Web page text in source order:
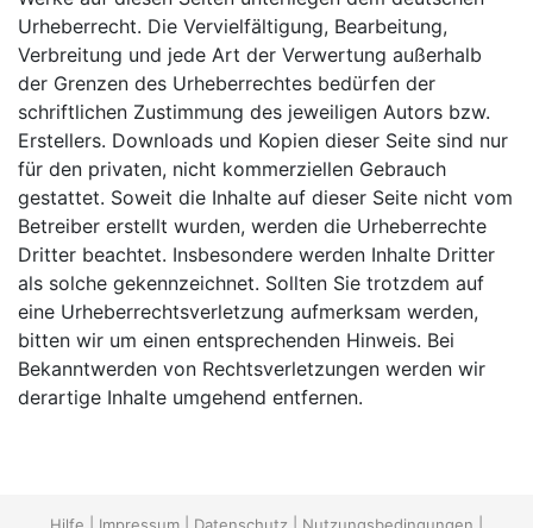
Urheberrecht. Die Vervielfältigung, Bearbeitung,
Verbreitung und jede Art der Verwertung außerhalb
der Grenzen des Urheberrechtes bedürfen der
schriftlichen Zustimmung des jeweiligen Autors bzw.
Erstellers. Downloads und Kopien dieser Seite sind nur
für den privaten, nicht kommerziellen Gebrauch
gestattet. Soweit die Inhalte auf dieser Seite nicht vom
Betreiber erstellt wurden, werden die Urheberrechte
Dritter beachtet. Insbesondere werden Inhalte Dritter
als solche gekennzeichnet. Sollten Sie trotzdem auf
eine Urheberrechtsverletzung aufmerksam werden,
bitten wir um einen entsprechenden Hinweis. Bei
Bekanntwerden von Rechtsverletzungen werden wir
derartige Inhalte umgehend entfernen.